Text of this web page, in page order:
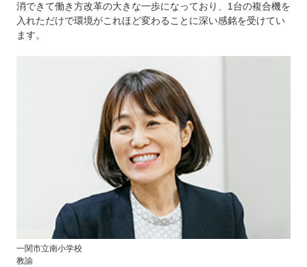
一関市立南小学校
教諭
消できて働き方改革の大きな一歩になっており、1台の複合機を
入れただけで環境がこれほど変わることに深い感銘を受けてい
ます。